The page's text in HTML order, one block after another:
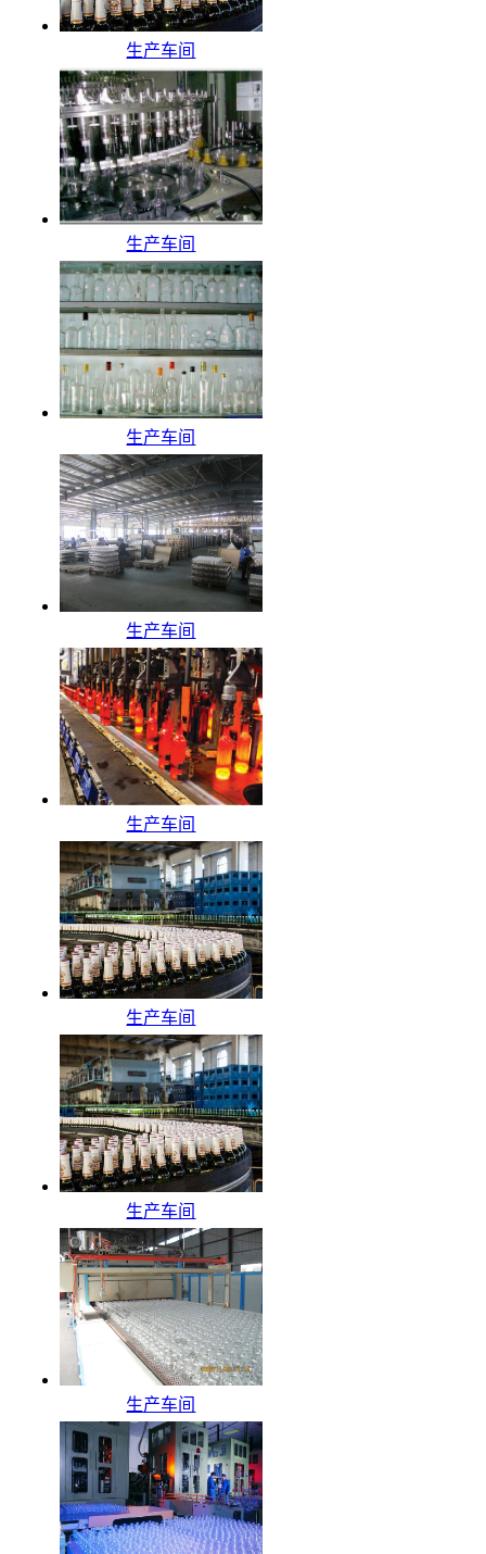
生产车间
生产车间
生产车间
生产车间
生产车间
生产车间
生产车间
生产车间